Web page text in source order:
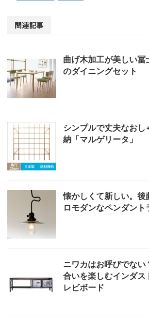
関連記事
曲げ木加工が美しい冨
のダイニングセット
シンプルで丈夫なおし
納「マルゲリータ」
懐かしくて新しい。後
ロモダンなペンダント
ニワカはお呼びでない
合いを楽しむインダス
レビボード